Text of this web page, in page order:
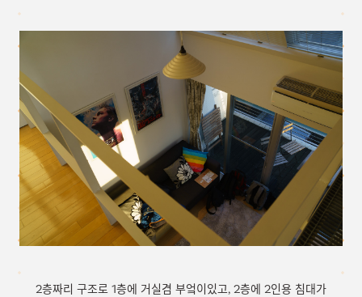
2층짜리 구조로 1층에 거실겸 부엌이있고, 2층에 2인용 침대가